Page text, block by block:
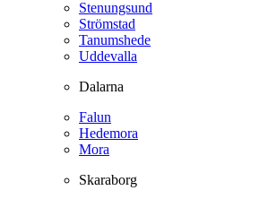
Stenungsund
Strömstad
Tanumshede
Uddevalla
Dalarna
Falun
Hedemora
Mora
Skaraborg